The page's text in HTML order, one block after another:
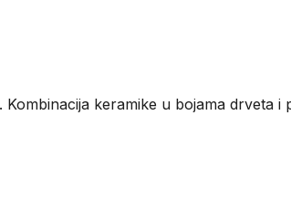
keramike u bojama drveta i